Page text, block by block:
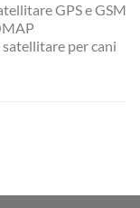
GPS e GSM
per cani